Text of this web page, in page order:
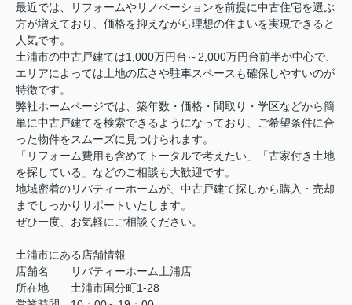
最近では、リフォームやリノベーションを前提に中古住宅を選ぶ
方が増えており、価格を抑えながら理想の住まいを実現できると
人気です。
土浦市の中古戸建ては1,000万円台～2,000万円台前半が中心で、
エリアによっては土地の広さや駐車スペースも確保しやすいのが
特徴です。
弊社ホームページでは、築年数・価格・間取り・学区などから簡
単に中古戸建てを検索できるようになっており、ご希望条件に合
った物件をスムーズに見つけられます。
「リフォーム費用も含めてトータルで考えたい」「古家付き土地
を探している」などのご相談も大歓迎です。
地域密着のリバティーホームが、中古戸建て探しから購入・売却
までしっかりサポートいたします。
ぜひ一度、お気軽にご相談ください。
土浦市にある店舗情報
店舗名 リバティーホーム土浦店
所在地 土浦市国分町1-28